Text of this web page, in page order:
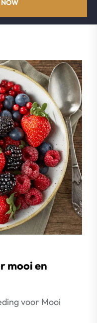
mooi en
voor Mooi